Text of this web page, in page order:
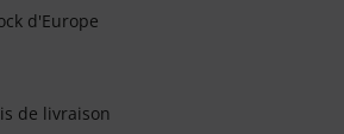
d'Europe
de livraison